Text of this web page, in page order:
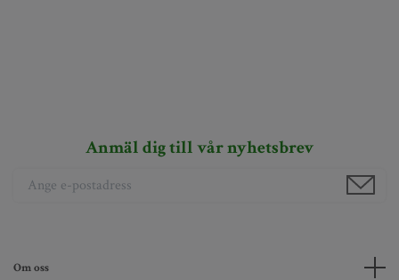
Anmäl dig till vår nyhetsbrev
Om oss